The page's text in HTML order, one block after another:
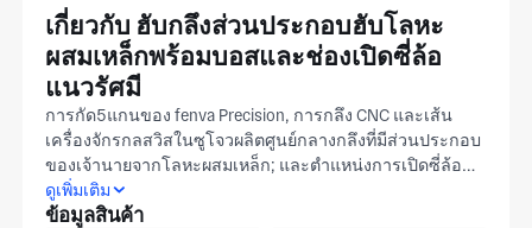
เกี่ยวกับ ฮับกลึงส่วนประกอบฮับโลหะ
ผสมเหล็กพร้อมบอสและช่องเปิดซี่ล้อ
แนวรัศมี
การกัด5แกนของ fenva Precision, การกลึง CNC และเส้น
เครื่องจักรกลสวิสในซูโจวผลิตศูนย์กลางกลึงที่มีส่วนประกอบ
ของเจ้านายจากโลหะผสมเหล็ก; และตำแหน่งการเปิดซี่ล้อ
แบบเรเดียลทั้งหมดถูกควบคุมตามความคลาดเคลื่อนในการ
วาดภาพของคุณในการตั้งค่าแบบหลายแกนเดียวโดยไม่ต้อง
ดูเพิ่มเติม
ข้อมูลสินค้า